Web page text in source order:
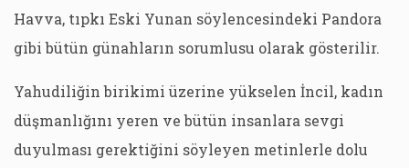
Havva, tıpkı Eski Yunan söylencesindeki Pandora
gibi bütün günahların sorumlusu olarak gösterilir.
Yahudiliğin birikimi üzerine yükselen İncil, kadın
düşmanlığını yeren ve bütün insanlara sevgi
duyulması gerektiğini söyleyen metinlerle dolu